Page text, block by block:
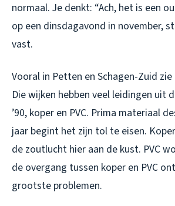
normaal. Je denkt: “Ach, het is een
op een dinsdagavond in november,
vast.
Vooral in Petten en Schagen-Zuid
Die wijken hebben veel leidingen uit
’90, koper en PVC. Prima materiaal
jaar begint het zijn tol te eisen.
de zoutlucht hier aan de kust. PVC
de overgang tussen koper en PVC
grootste problemen.